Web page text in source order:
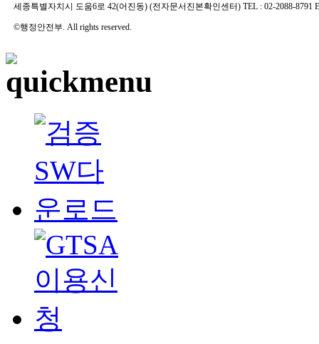
세종특별자치시 도움6로 42(어진동) (전자문서진본확인센터) TEL : 02-2088-8791
©행정안전부. All rights reserved.